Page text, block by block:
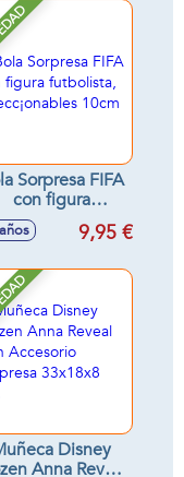
Sorpresa FIFA
con figura
futbolista,9,95 €
Disney
Anna Reveal